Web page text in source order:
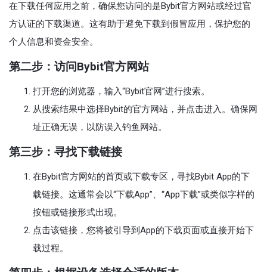
在下载任何应用之前，确保您访问的是Bybit官方网站或经过官
方认证的下载渠道。这有助于避免下载到假冒应用，保护您的
个人信息和资金安全。
第二步：访问Bybit官方网站
打开您的浏览器，输入“Bybit官网”进行搜索。
从搜索结果中选择Bybit的官方网站，并点击进入。确保网
址正确无误，以防误入钓鱼网站。
第三步：寻找下载链接
在Bybit官方网站的首页或下载专区，寻找Bybit App的下
载链接。这通常会以“下载App”、“App下载”或类似字样的
按钮或链接形式出现。
点击该链接，您将被引导到App的下载页面或直接开始下
载过程。